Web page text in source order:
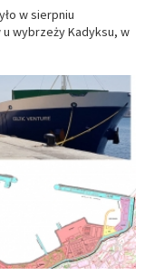
w sierpniu
wybrzeży Kadyksu, w